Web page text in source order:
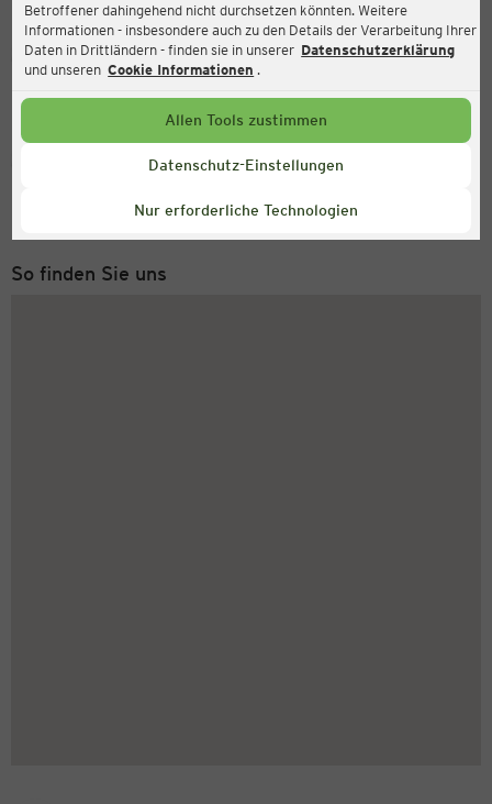
Betroffener dahingehend nicht durchsetzen könnten. Weitere
Informationen - insbesondere auch zu den Details der Verarbeitung Ihrer
Daten in Drittländern - finden sie in unserer Datenschutzerklärung
und unseren Cookie Informationen .
Allen Tools zustimmen
Datenschutz-Einstellungen
Nur erforderliche Technologien
Aktuell:
Geöffnet
Service Hotline
Montag bis Freitag 8-18 Uhr
So finden Sie uns